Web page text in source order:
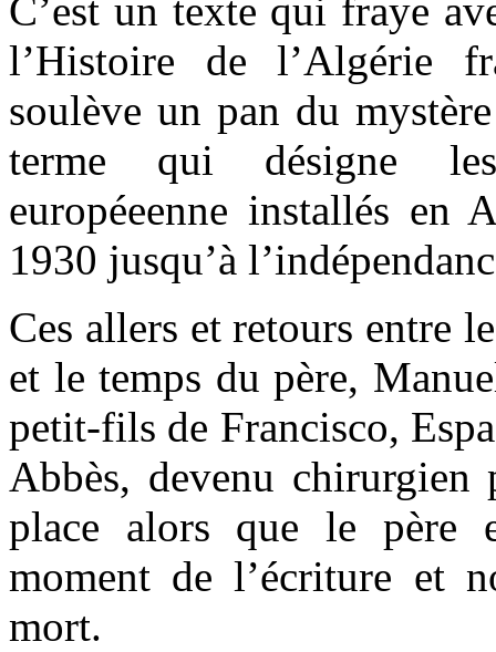
C’est un texte qui fraye
l’Histoire de l’Algérie
soulève un pan du
terme qui désigne
européeenne installés en
1930 jusqu’à
Ces allers et retours entre
et le temps du père,
petit-fils de Francisco,
Abbès, devenu chirurgien
place alors que le père
moment de l’écriture et
mort.